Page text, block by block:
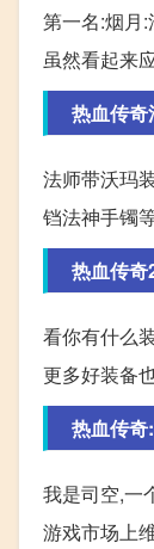
第一名:烟月
虽然看起来
热血传
法师带沃玛
铛法神手镯
热血传
看你有什么
更多好装备
热血传
我是司空,一
游戏市场上